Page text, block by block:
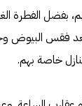
بفضل الفطرة
فقس البيوض
خاصة بهم.